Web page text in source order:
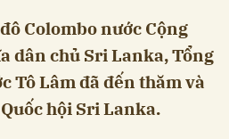
Colombo nước Cộng
dân chủ Sri Lanka, Tổng
Tô Lâm đã đến thăm và
hội Sri Lanka.